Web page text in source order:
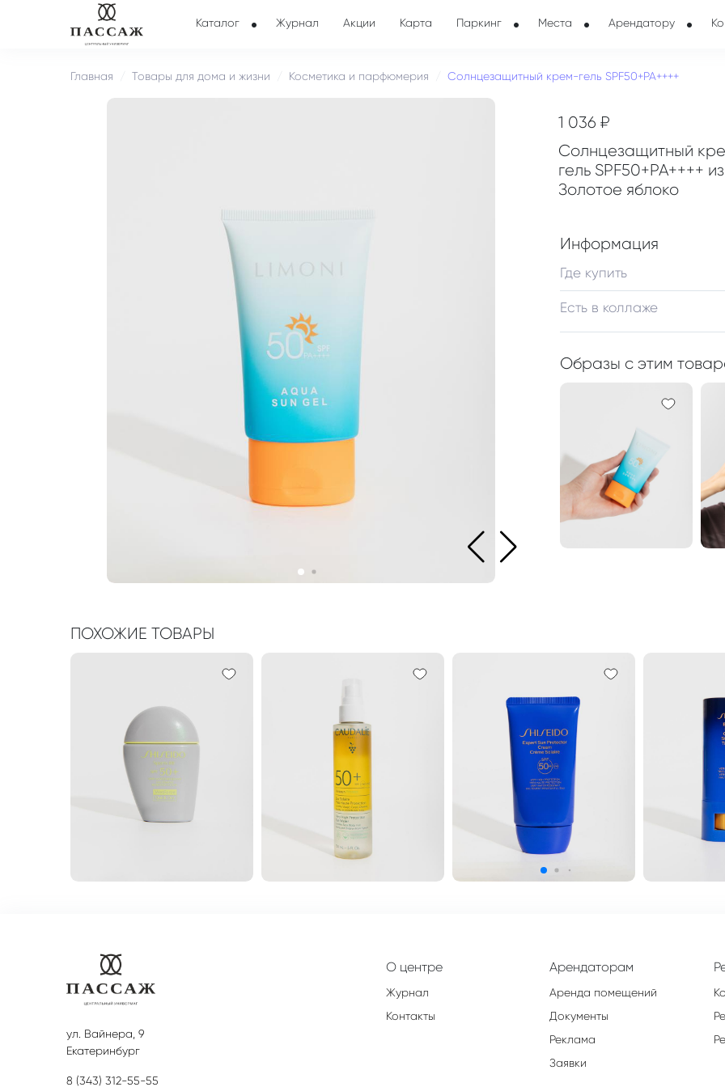
Каталог Журнал Акции Карта Паркинг Места Арендатору
Главная Товары для дома и жизни Косметика и парфюмерия Солнцезащитный крем-гель SPF50+PA++++
1 036 ₽
Солнцезащитный
гель SPF50+PA++++ из
Золотое яблоко
Информация
Где купить
Есть в коллаже
Образы с этим
ПОХОЖИЕ ТОВАРЫ
ул. Вайнера, 9
Екатеринбург
8 (343) 312-55-55
О центре
Журнал
Контакты
Арендаторам
Аренда помещений
Документы
Реклама
Заявки